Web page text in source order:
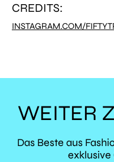
CREDITS:
INSTAGRAM.COM/
WEITER
Das Beste aus
exklusive